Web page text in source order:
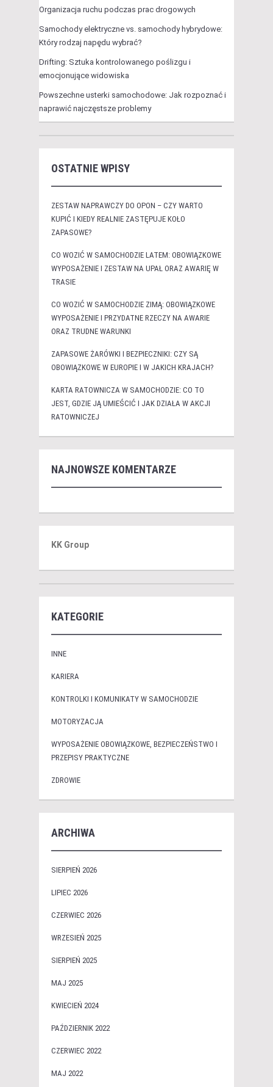
Organizacja ruchu podczas prac drogowych
Samochody elektryczne vs. samochody hybrydowe:
Który rodzaj napędu wybrać?
Drifting: Sztuka kontrolowanego poślizgu i
emocjonujące widowiska
Powszechne usterki samochodowe: Jak rozpoznać i
naprawić najczęstsze problemy
OSTATNIE WPISY
ZESTAW NAPRAWCZY DO OPON – CZY WARTO
KUPIĆ I KIEDY REALNIE ZASTĘPUJE KOŁO
ZAPASOWE?
CO WOZIĆ W SAMOCHODZIE LATEM: OBOWIĄZKOWE
WYPOSAŻENIE I ZESTAW NA UPAŁ ORAZ AWARIĘ W
TRASIE
CO WOZIĆ W SAMOCHODZIE ZIMĄ: OBOWIĄZKOWE
WYPOSAŻENIE I PRZYDATNE RZECZY NA AWARIE
ORAZ TRUDNE WARUNKI
ZAPASOWE ŻARÓWKI I BEZPIECZNIKI: CZY SĄ
OBOWIĄZKOWE W EUROPIE I W JAKICH KRAJACH?
KARTA RATOWNICZA W SAMOCHODZIE: CO TO
JEST, GDZIE JĄ UMIEŚCIĆ I JAK DZIAŁA W AKCJI
RATOWNICZEJ
NAJNOWSZE KOMENTARZE
KK Group
KATEGORIE
INNE
KARIERA
KONTROLKI I KOMUNIKATY W SAMOCHODZIE
MOTORYZACJA
WYPOSAŻENIE OBOWIĄZKOWE, BEZPIECZEŃSTWO I
PRZEPISY PRAKTYCZNE
ZDROWIE
ARCHIWA
SIERPIEŃ 2026
LIPIEC 2026
CZERWIEC 2026
WRZESIEŃ 2025
SIERPIEŃ 2025
MAJ 2025
KWIECIEŃ 2024
PAŹDZIERNIK 2022
CZERWIEC 2022
MAJ 2022